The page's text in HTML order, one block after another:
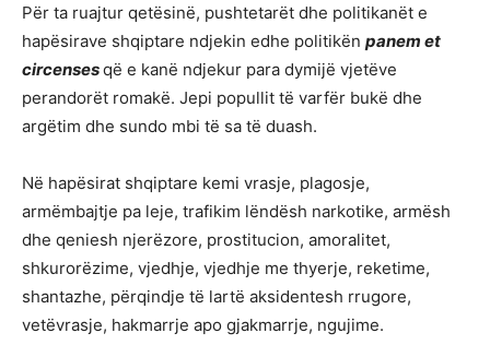
Për ta ruajtur qetësinë, pushtetarët dhe politikanët e
hapësirave shqiptare ndjekin edhe politikën panem et
circensesqë e kanë ndjekur para dymijë vjetëve
perandorët romakë. Jepi popullit të varfër bukë dhe
argëtim dhe sundo mbi të sa të duash.
Në hapësirat shqiptare kemi vrasje, plagosje,
armëmbajtje pa leje, trafikim lëndësh narkotike, armësh
dhe qeniesh njerëzore, prostitucion, amoralitet,
shkurorëzime, vjedhje, vjedhje me thyerje, reketime,
shantazhe, përqindje të lartë aksidentesh rrugore,
vetëvrasje, hakmarrje apo gjakmarrje, ngujime.